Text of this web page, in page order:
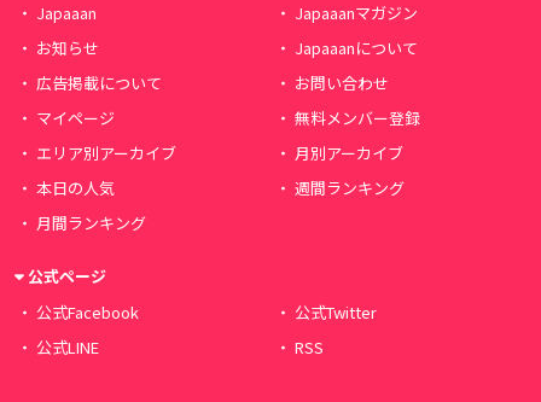
Japaaan
Japaaanマガジン
お知らせ
Japaaanについて
広告掲載について
お問い合わせ
マイページ
無料メンバー登録
エリア別アーカイブ
月別アーカイブ
本日の人気
週間ランキング
月間ランキング
公式ページ
公式Facebook
公式Twitter
公式LINE
RSS